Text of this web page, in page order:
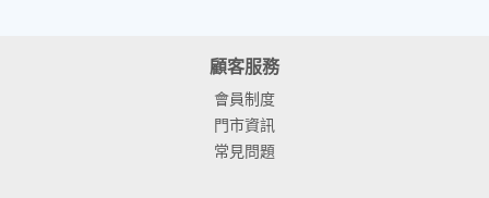
顧客服務
會員制度
門市資訊
常見問題